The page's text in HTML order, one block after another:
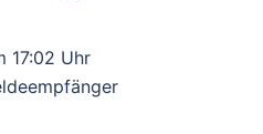
17:02 Uhr